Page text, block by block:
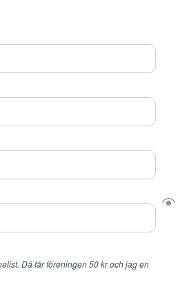
Då får föreningen 50 kr och jag en